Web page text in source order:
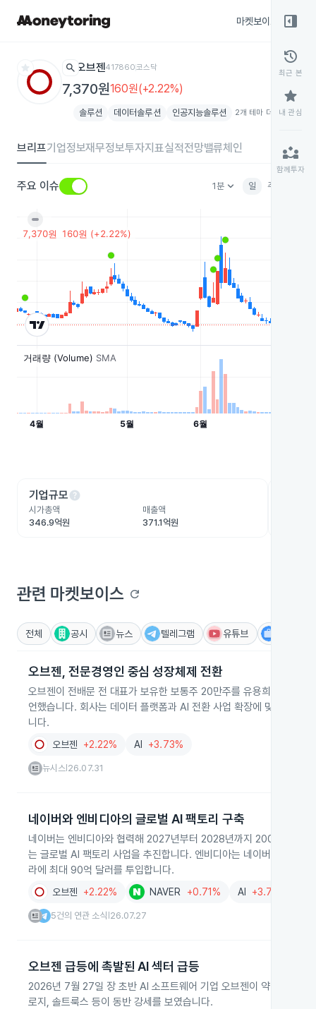
마켓보이스
star search 오브젠417860코스닥
7,370원160원(+2.22%)
솔루션 데이터솔루션 인공지능솔루션 2개 테마 더보기 add
브리프기업정보재무정보투자지표실적전망밸류체인
주요 이슈 1분keyboard_arrow_down 일 주
기업규모help
시가총액
346.9억원
매출액
371.1억원
관련 마켓보이스 refresh
전체 공시 뉴스 텔레그램 유튜브
오브젠, 전문경영인 중심 성장체제 전환
오브젠이 전배문 전 대표가 보유한 보통주 20만주를 유용희 대표에
언했습니다. 회사는 데이터 플랫폼과 AI 전환 사업 확장에 맞춰 내부
니다.
오브젠 +2.22% AI +3.73%
뉴시스 26.07.31
네이버와 엔비디아의 글로벌 AI 팩토리 구축
네이버는 엔비디아와 협력해 2027년부터 2028년까지 200MW 규
는 글로벌 AI 팩토리 사업을 추진합니다. 엔비디아는 네이버 지분
라에 최대 90억 달러를 투입합니다.
오브젠 +2.22% NAVER +0.71% AI +3.73%
5건의 연관 소식 26.07.27
오브젠 급등에 촉발된 AI 섹터 급등
2026년 7월 27일 장 초반 AI 소프트웨어 기업 오브젠이 약 30% 급
로지, 솔트룩스 등이 동반 강세를 보였습니다.
right_panel_open
history
최근 본
star
내 관심
partner_exchange
함께투자